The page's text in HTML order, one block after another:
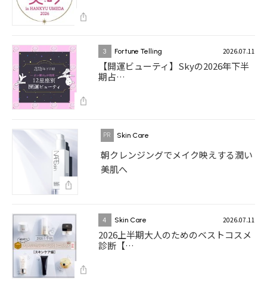
3 Fortune Telling 2026.07.11
【開運ビューティ】Skyの2026年下半
期占…
Skin Care
朝クレンジングでメイク映えする潤い
美肌へ
4 Skin Care 2026.07.11
2026上半期大人のためのベストコスメ
診断【…